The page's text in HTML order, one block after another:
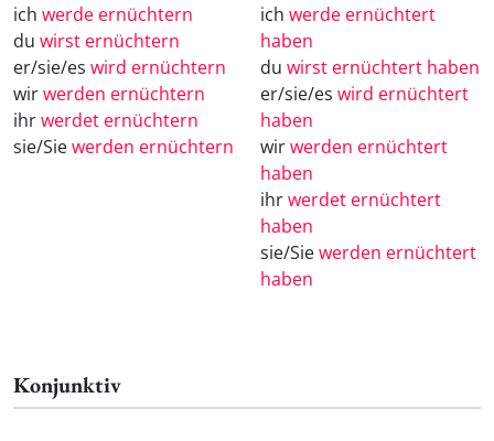
ich werde ernüchtern
du wirst ernüchtern
er/sie/es wird ernüchtern
wirwerden ernüchtern
ihrwerdet ernüchtern
sie/Siewerden ernüchtern
ich werde ernüchtert
haben
du wirst ernüchtert haben
er/sie/es wird ernüchtert
haben
wirwerden ernüchtert
haben
ihrwerdet ernüchtert
haben
sie/Siewerden ernüchtert
haben
Konjunktiv